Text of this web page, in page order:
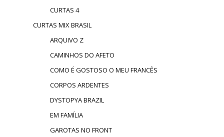
CURTAS 4
CURTAS MIX BRASIL
ARQUIVO Z
CAMINHOS DO AFETO
COMO É GOSTOSO O MEU FRANCÊS
CORPOS ARDENTES
DYSTOPYA BRAZIL
EM FAMÍLIA
GAROTAS NO FRONT